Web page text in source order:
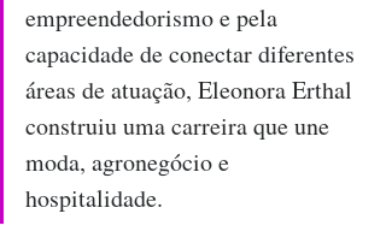
empreendedorismo e pela
capacidade de conectar diferentes
áreas de atuação, Eleonora Erthal
construiu uma carreira que une
moda, agronegócio e
hospitalidade.